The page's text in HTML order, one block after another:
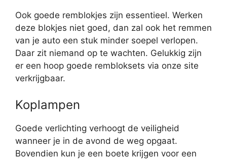
Ook goede remblokjes zijn essentieel. Werken
deze blokjes niet goed, dan zal ook het remmen
van je auto een stuk minder soepel verlopen.
Daar zit niemand op te wachten. Gelukkig zijn
er een hoop goede rembloksets via onze site
verkrijgbaar.
Koplampen
Goede verlichting verhoogt de veiligheid
wanneer je in de avond de weg opgaat.
Bovendien kun je een boete krijgen voor een